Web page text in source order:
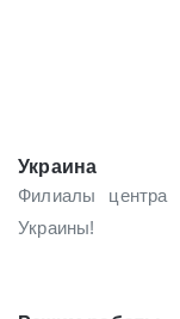
Украина
Филиалы центра
Украины!